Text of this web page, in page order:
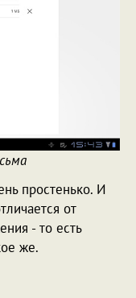
простенько. И
от
- то есть
же.